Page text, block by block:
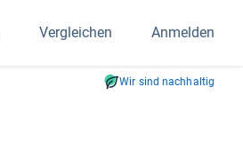
Vergleichen Anmelden
Wir sind nachhaltig